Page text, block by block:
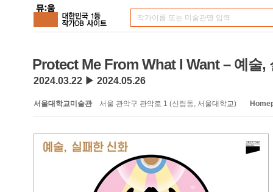
Protect Me From What I Want – 예술,
2024.03.22 ▶ 2024.05.26
서울대학교미술관 서울 관악구 관악로 1 (신림동, 서울대학교)